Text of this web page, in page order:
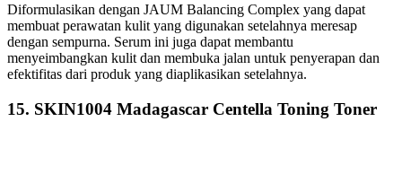
Diformulasikan dengan JAUM Balancing Complex yang dapat
membuat perawatan kulit yang digunakan setelahnya meresap
dengan sempurna. Serum ini juga dapat membantu
menyeimbangkan kulit dan membuka jalan untuk penyerapan dan
efektifitas dari produk yang diaplikasikan setelahnya.
15. SKIN1004 Madagascar Centella Toning Toner